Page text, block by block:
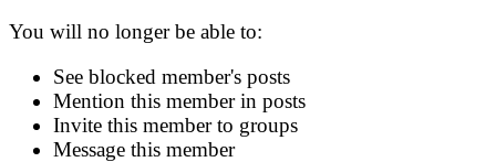
You will no longer be able to:
See blocked member's posts
Mention this member in posts
Invite this member to groups
Message this member